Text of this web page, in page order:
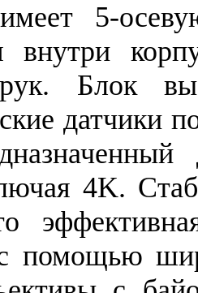
5-
внутри
Блок
датчики
4K.
помощью